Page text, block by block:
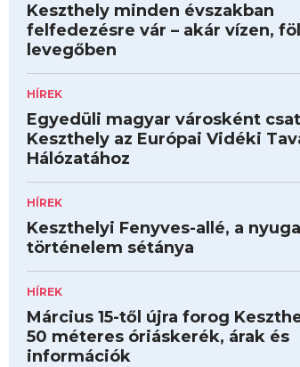
Keszthely minden évszakban
felfedezésre vár – akár vízen,
levegőben
HÍREK
Egyedüli magyar városként
Keszthely az Európai Vidéki
Hálózatához
HÍREK
Keszthelyi Fenyves-allé, a
történelem sétánya
HÍREK
Március 15-től újra forog
50 méteres óriáskerék, árak és
információk